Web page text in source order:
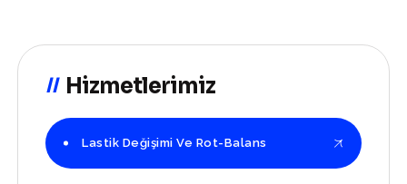
Hizmetlerimiz
Lastik Değişimi Ve Rot-Balans